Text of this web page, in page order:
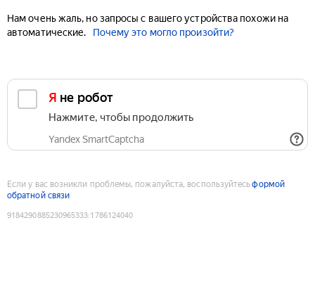
Нам очень жаль, но запросы с вашего устройства похожи на
автоматические.
Почему это могло произойти?
Я не робот
Нажмите, чтобы продолжить
Yandex SmartCaptcha
Если у вас возникли проблемы, пожалуйста, воспользуйтесьформой
обратной связи
9184290885230965333:1786124040